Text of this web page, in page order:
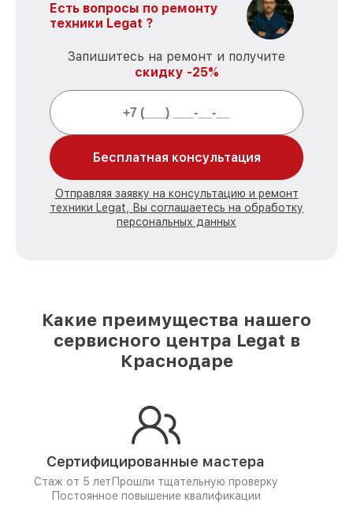
Есть вопросы по ремонту
техники Legat ?
Запишитесь на ремонт и получите
скидку -25%
Бесплатная консультация
Отправляя заявку на консультацию и ремонт
техники Legat, Вы соглашаетесь на обработку
персональных данных
Какие преимущества нашего
сервисного центра Legat в
Краснодаре
Сертифицированные мастера
Стаж от 5 лет Прошли тщательную проверку
Постоянное повышение квалификации